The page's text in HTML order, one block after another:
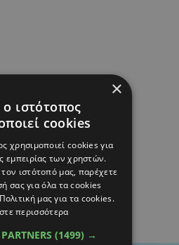
×
ιστότοπος
cookies
χρησιμοποιεί cookies για
εμπειρίας των χρηστών.
ιστότοπό μας, παρέχετε
σας για όλα τα cookies
μας για τα cookies.
περισσότερα
(1499) →